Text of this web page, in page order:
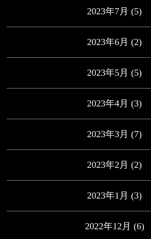
2023年7月 (5)
2023年6月 (2)
2023年5月 (5)
2023年4月 (3)
2023年3月 (7)
2023年2月 (2)
2023年1月 (3)
2022年12月 (6)